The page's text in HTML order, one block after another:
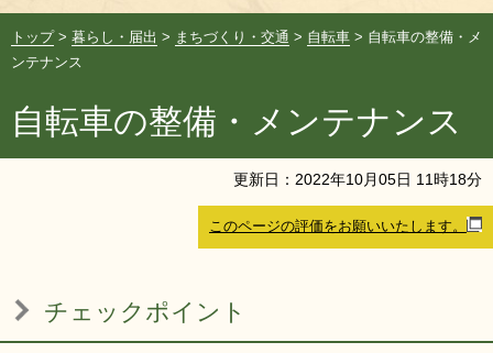
健康・医療・福祉
観光魅力・イベント
サイトマップ
リンク集 利用ガイド
トップ> 暮らし・届出 > まちづくり・交通 > 自転車 > 自転車の整備・メ
ンテナンス
自転車の整備・メンテナンス
更新日： 2022年10月05日 11時18分
このページの評価をお願いいたします。
チェックポイント